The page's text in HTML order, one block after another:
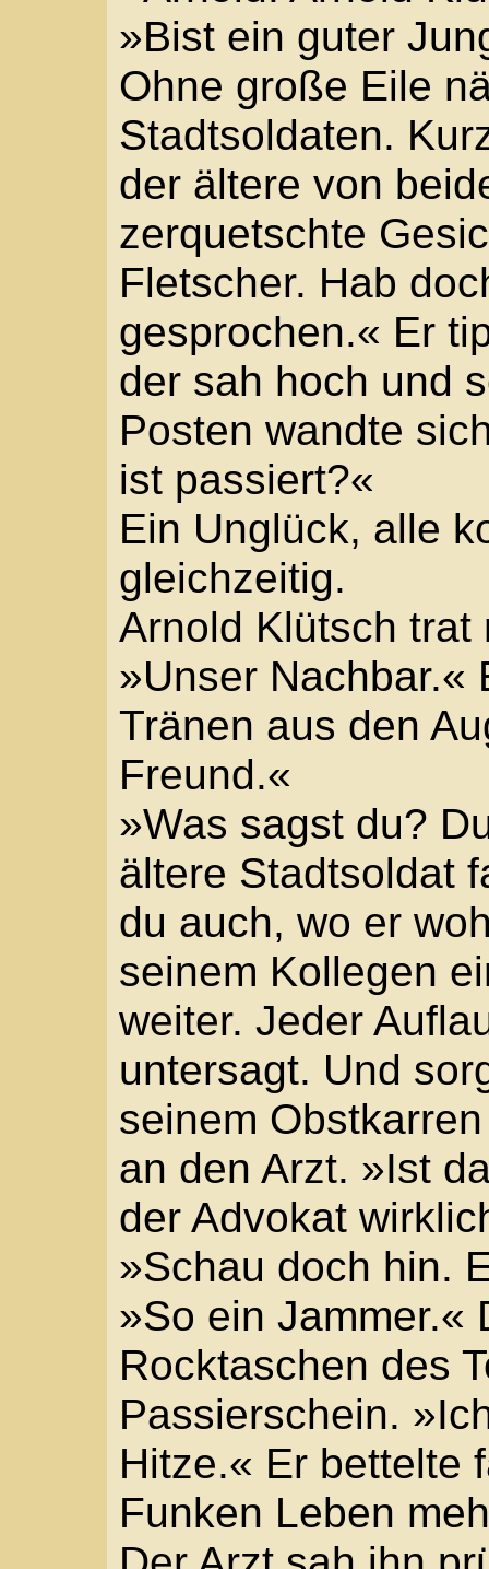
»So ein Jammer.«
Rocktaschen des
Passierschein. »Ich
Hitze.« Er bettelte
Funken Leben mehr?«
Der Arzt sah ihn
nicht?«
Mit dem Finger tippte
»Der Schein gilt für
lebendigen. Die
Stadt. Dafür muss ein
ausgestellt werden.
Hitze sowieso noch
…?« Der Stadtsoldat
zur Seite, ehe er sich
reckte und flüsterte,
hob. »Mir soll’s recht
Erleichtert seufzte
Schaffen wir den
Arnold schüttelte den
»Frag nicht. Halt den
Der Siebzehnjährige
ich das begreife«,
Wenig später wurde
leichten,
Zugtier vorhanden
Deichselholme unter
Begleitung des
wartenden Kutschen
das Hahnentor zu.
ältere Posten selbst
winkte Karren und
übergab er den
noch im Schatten der
innerhalb der Stadt,
Reglosen und stellte